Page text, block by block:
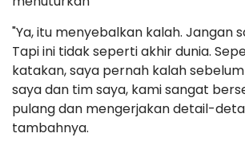
"Ya, itu menyebalkan kalah. Jangan
Tapi ini tidak seperti akhir dunia.
katakan, saya pernah kalah
saya dan tim saya, kami sangat
pulang dan mengerjakan detail-
tambahnya.